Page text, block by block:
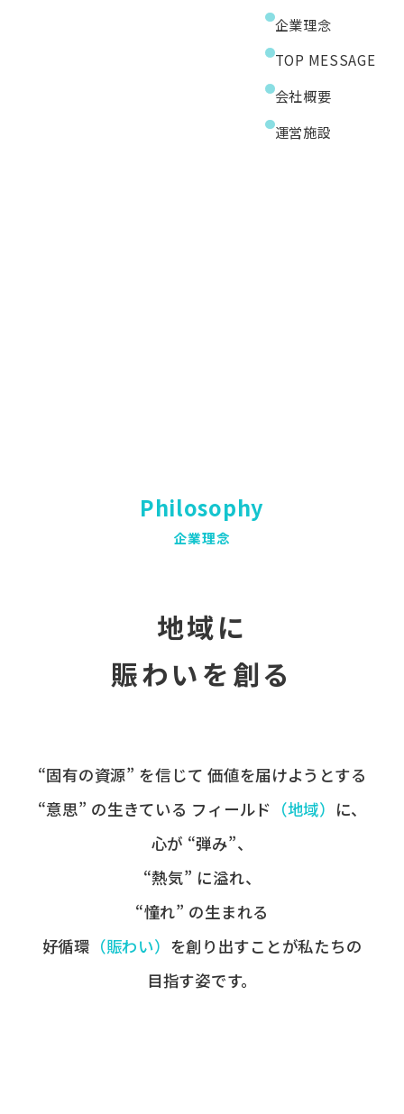
企業理念
TOP MESSAGE
会社概要
運営施設
Philosophy
企業理念
地域に
賑わいを創る
“固有の​資源” を​信じて 価値を​届けようとする​
“意思” の​生きている フィールド ​（地域） に、
心が​ “弾み”、
“熱気” に​溢れ、
“憧れ” の​生まれる
好循環 ​（賑わい） を​創り出すことが​私たちの​
目指す姿です。​